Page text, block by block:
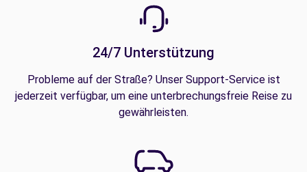
24/7 Unterstützung
Probleme auf der Straße? Unser Support-Service ist
jederzeit verfügbar, um eine unterbrechungsfreie Reise zu
gewährleisten.